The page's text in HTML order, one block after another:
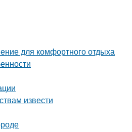
для комфортного отдыха
извести